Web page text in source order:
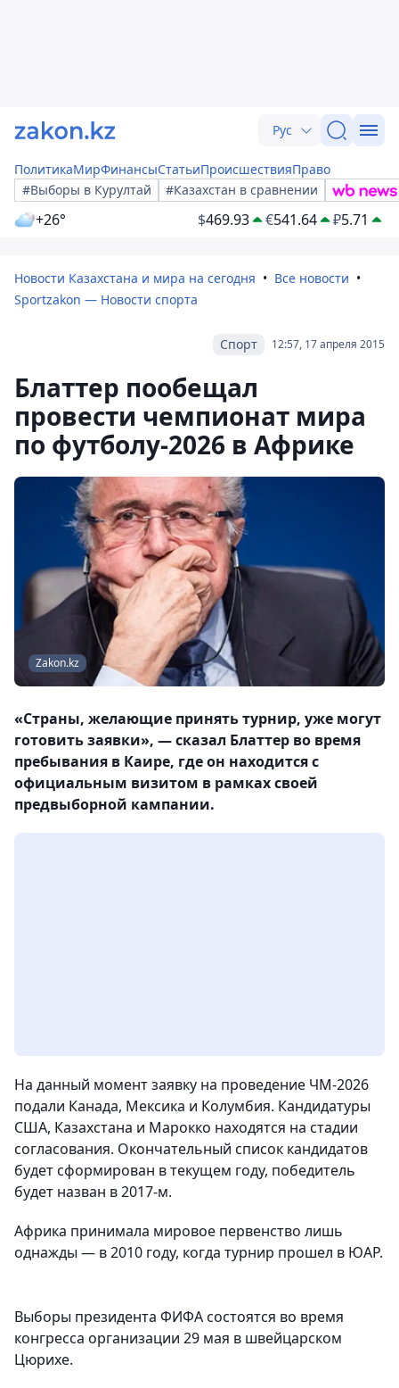
Рус
ПолитикаМирФинансыСтатьиПроисшествияПраво
#Выборы в Курултай
#Казахстан в сравнении
+26° $469.93 €541.64 ₽5.71
Новости Казахстана и мира на сегодня
Все новости
Sportzakon — Новости спорта
12:57, 17 апреля 2015
Спорт
Блаттер пообещал
провести чемпионат мира
по футболу-2026 в Африке
Zakon.kz
«Страны, желающие принять турнир, уже могут
готовить заявки», — сказал Блаттер во время
пребывания в Каире, где он находится с
официальным визитом в рамках своей
предвыборной кампании.
На данный момент заявку на проведение ЧМ-2026
подали Канада, Мексика и Колумбия. Кандидатуры
США, Казахстана и Марокко находятся на стадии
согласования. Окончательный список кандидатов
будет сформирован в текущем году, победитель
будет назван в 2017-м.
Африка принимала мировое первенство лишь
однажды — в 2010 году, когда турнир прошел в ЮАР.
Выборы президента ФИФА состоятся во время
конгресса организации 29 мая в швейцарском
Цюрихе.